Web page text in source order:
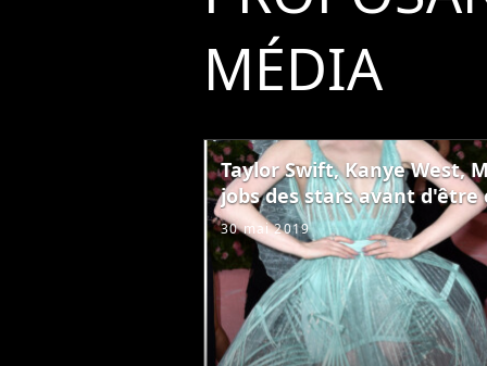
MÉDIA
Taylor Swift, Kanye West,
jobs des stars avant d'être
30 mai 2019